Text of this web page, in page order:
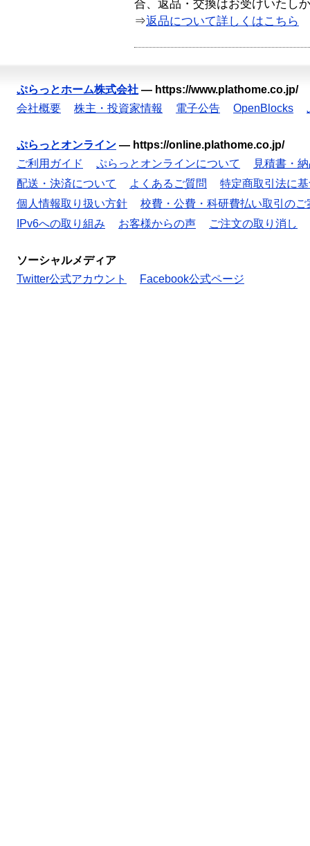
合、返品・交換はお受けいたし
⇒返品について詳しくはこちら
ぷらっとホーム株式会社 — https://www.plathome.co.jp/
会社概要
株主・投資家情報 電子公告 OpenBlocks
ぷらっとオンライン — https://online.plathome.co.jp/
ご利用ガイド
ぷらっとオンラインについて
見積書・
配送・決済について
よくあるご質問
特定商取引法に
個人情報取り扱い方針
校費・公費・科研費払い取引のご
IPv6への取り組み
お客様からの声 ご注文の取り消し
ソーシャルメディア
Twitter公式アカウント
Facebook公式ページ